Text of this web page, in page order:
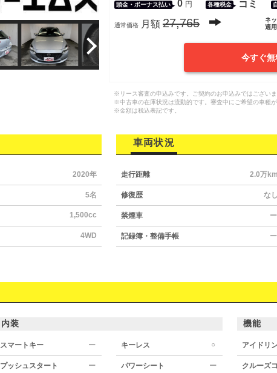
頭金・ボーナス払い 0 円 各種税金 コミ
通常価格 月額 27,765
ネ
適
今すぐ
※リース審査の申込みです。ご契約のお申込みではござい
※中古車の在庫状況は流動的です。審査中にご希望の車種が
※金額は税込表記です。
2020年
5名
1,500cc
4WD
車両状況
走行距離 2.0万km
修復歴 なし
禁煙車 ー
記録簿・整備手帳 ー
内装
スマートキー ー キーレス ○
プッシュスタート ー パワーシート ー
機能
アイドリ
クルーズ